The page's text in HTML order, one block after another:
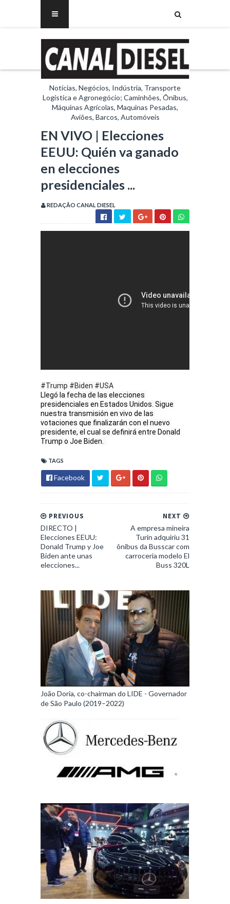
Notícias, Negócios, Indústria, Transporte
Logística e Agronegócio; Caminhões, Ônibus,
Máquinas Agrícolas, Maquinas Pesadas,
Aviões, Barcos, Automóveis
EN VIVO | Elecciones
EEUU: Quién va ganado
en elecciones
presidenciales ...
REDAÇÃO CANAL DIESEL
#Trump #Biden #USA
Llegó la fecha de las elecciones
presidenciales en Estados Unidos. Sigue
nuestra transmisión en vivo de las
votaciones que finalizarán con el nuevo
presidente, el cual se definirá entre Donald
Trump o Joe Biden.
TAGS
Facebook
NEXT
A empresa mineira
Turin adquiriu 31
ônibus da Busscar com
carroceria modelo El
Buss 320L
PREVIOUS
DIRECTO |
Elecciones EEUU:
Donald Trump y Joe
Biden ante unas
elecciones...
João Doria, co-chairman do LIDE - Governador
de São Paulo (2019–2022)